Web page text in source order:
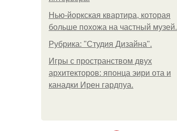
Нью-йоркская квартира, которая
больше похожа на частный музей.
Рубрика: "Студия Дизайна".
Игры с пространством двух
архитекторов: японца эири ота и
канадки Ирен гардпуа.